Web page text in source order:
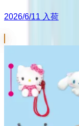
2026/6/11 入荷